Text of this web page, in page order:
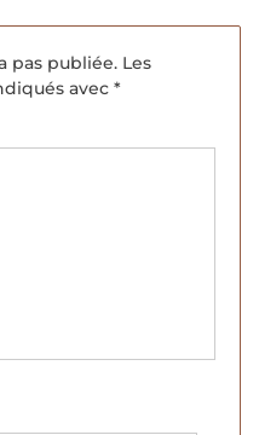
pas publiée. Les
avec *